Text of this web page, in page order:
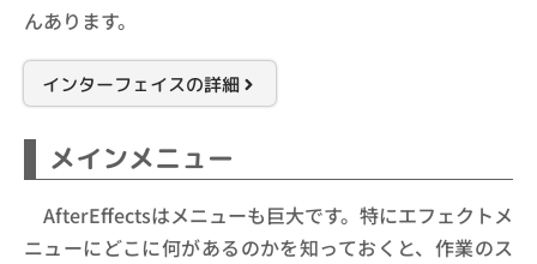
んあります。
インターフェイスの詳細
メインメニュー
AfterEffectsはメニューも巨大です。特にエフェクトメ
ニューにどこに何があるのかを知っておくと、作業のス